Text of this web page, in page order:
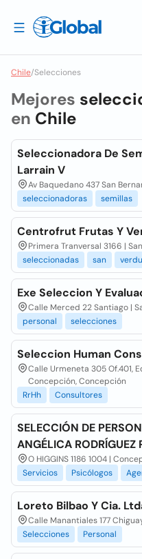
Chile/Selecciones
Mejores
en Chile
Seleccionadora De
Larrain V
Av Baquedano 437 San
seleccionadoras
semillas
Centrofrut Frutas Y
Primera Tranversal 3166 |
seleccionadas
san
Exe Seleccion Y
Calle Merced 22 Santiago |
personal
selecciones
Seleccion Human
Calle Urmeneta 305 Of.401,
Concepción, Concepción
RrHh
Consultores
SELECCIÓN DE
ANGÉLICA RODRÍGUEZ
O HIGGINS 1186 1004 |
Servicios
Psicólogos
Loreto Bilbao Y Cia.
Calle Manantiales 177
Selecciones
Personal